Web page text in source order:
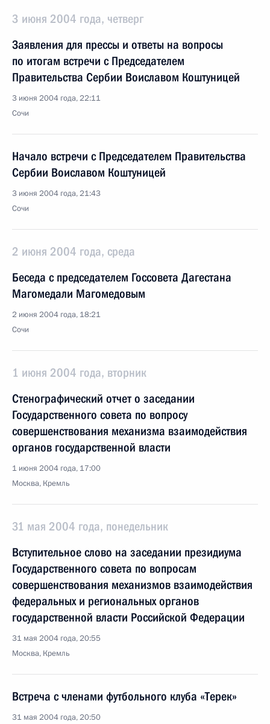
3 июня 2004 года, четверг
Заявления для прессы и ответы на вопросы
по итогам встречи с Председателем
Правительства Сербии Воиславом Коштуницей
3 июня 2004 года, 22:11
Сочи
Начало встречи с Председателем Правительства
Сербии Воиславом Коштуницей
3 июня 2004 года, 21:43
Сочи
2 июня 2004 года, среда
Беседа с председателем Госсовета Дагестана
Магомедали Магомедовым
2 июня 2004 года, 18:21
Сочи
1 июня 2004 года, вторник
Стенографический отчет о заседании
Государственного совета по вопросу
совершенствования механизма взаимодействия
органов государственной власти
1 июня 2004 года, 17:00
Москва, Кремль
31 мая 2004 года, понедельник
Вступительное слово на заседании президиума
Государственного совета по вопросам
совершенствования механизмов взаимодействия
федеральных и региональных органов
государственной власти Российской Федерации
31 мая 2004 года, 20:55
Москва, Кремль
Встреча с членами футбольного клуба «Терек»
31 мая 2004 года, 20:50